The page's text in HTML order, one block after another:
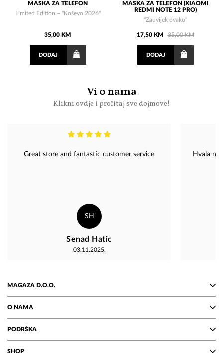
MASKA ZA TELEFON
Limited Edition – "Koševo 2026"
35,00 KM
DODAJ
MASKA ZA TELEFON (XIAOMI
REDMI NOTE 12 PRO)
"Zauvijek ovako"
17,50 KM 35,00 KM
DODAJ
Vi o nama
Klikni ovdje i pročitaj sve dojmove!
Great store and fantastic customer service
SH
Senad Hatic
03.11.2025.
Hvala na
MAGAZA D.O.O.
O NAMA
PODRŠKA
SHOP